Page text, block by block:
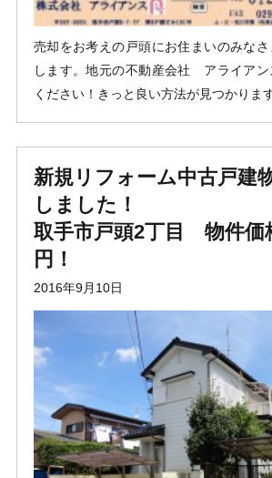
売却をお考えの戸頭にお住まいのみな
します。地元の不動産会社 アライアン
ください！きっと良い方法が見つかりま
新規リフォーム中古戸建
しました！
取手市戸頭2丁目 物件価
円！
2016年9月10日